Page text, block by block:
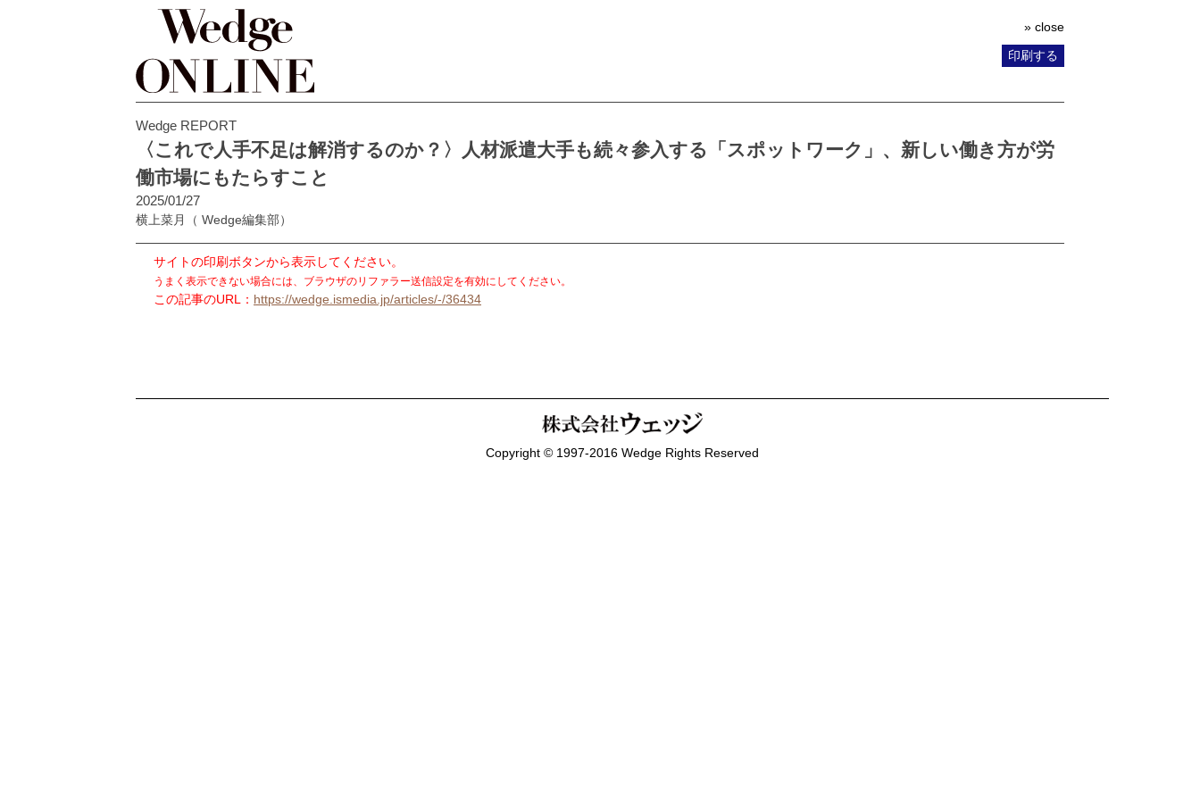
» close
印刷する
Wedge REPORT
〈これで人手不足は解消するのか？〉人材派遣大手も続々参入する「スポットワーク」、新しい働き方が労
働市場にもたらすこと
2025/01/27
横上菜月 （ Wedge編集部）
サイトの印刷ボタンから表示してください。
うまく表示できない場合には、ブラウザのリファラー送信設定を有効にしてください。
この記事のURL： https://wedge.ismedia.jp/articles/-/36434
Copyright © 1997-2016 Wedge Rights Reserved